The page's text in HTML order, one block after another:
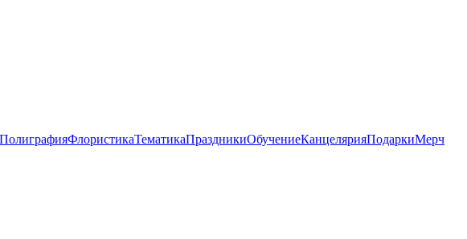
ПолиграфияФлористикаТематикаПраздникиОбучениеКанцелярияПодаркиМерч